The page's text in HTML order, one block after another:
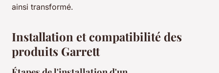
ainsi transformé.
Installation et compatibilité des
produits Garrett